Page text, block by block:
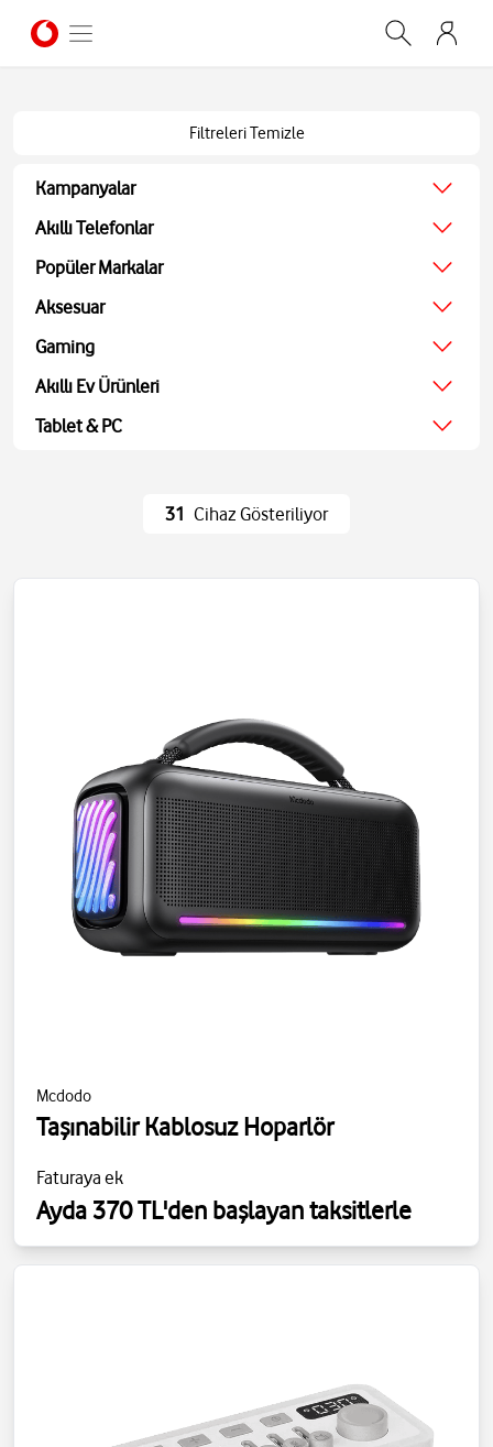
Filtreleri Temizle
Kampanyalar
Ağustos Kampanyası
Akıllı Telefonlar
Ekonomik
Ekran Koruyucu
Popüler Markalar
Apple
Xiaomi
JBL
Aksesuar
Kulaklıklar
Akıllı Saatler
Powerbank ve Şarj
Gaming
Oyun Konsolu
Oyuncu Kulaklıkları
Akıllı Ev Ürünleri
TV
Tablet & PC
31 Cihaz Gösteriliyor
Mcdodo
Taşınabilir Kablosuz Hoparlör
Faturaya ek
Ayda 370 TL'den başlayan taksitlerle